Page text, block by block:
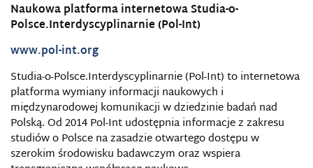
Naukowa platforma internetowa Studia-o-
Polsce.Interdyscyplinarnie (Pol-Int)
www.pol-int.org
Studia-o-Polsce.Interdyscyplinarnie (Pol-Int) to internetowa
platforma wymiany informacji naukowych i
międzynarodowej komunikacji w dziedzinie badań nad
Polską. Od 2014 Pol-Int udostępnia informacje z zakresu
studiów o Polsce na zasadzie otwartego dostępu w
szerokim środowisku badawczym oraz wspiera